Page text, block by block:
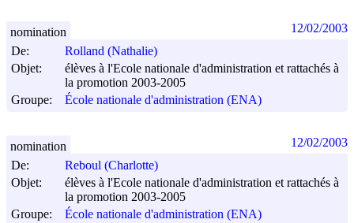
De:
Rolland (Nathalie)
Objet:
élèves à l'Ecole nationale d'administration et rattachés à
la promotion 2003-2005
Groupe:
École nationale d'administration (ENA)
nomination 12/02/2003
De:
Reboul (Charlotte)
Objet:
élèves à l'Ecole nationale d'administration et rattachés à
la promotion 2003-2005
Groupe:
École nationale d'administration (ENA)
nomination 12/02/2003